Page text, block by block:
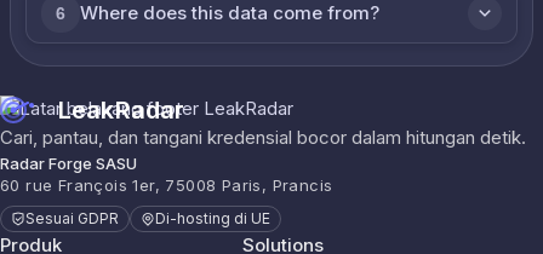
6 Where does this data come from?
LeakRadar
Cari, pantau, dan tangani kredensial bocor dalam hitungan detik.
Radar Forge SASU
60 rue François 1er, 75008 Paris, Prancis
Sesuai GDPR Di-hosting di UE
Produk Solutions